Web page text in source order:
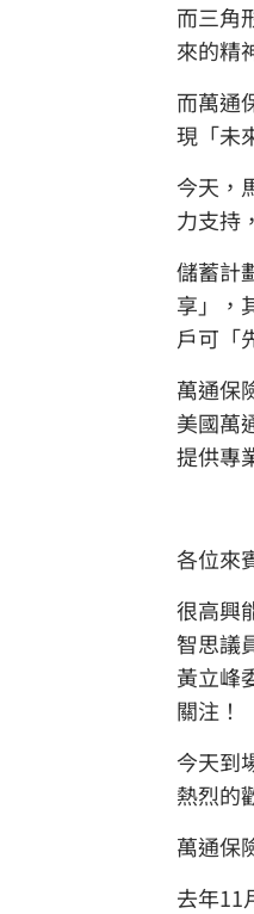
而三角
來的精
而萬通
現「未
今天，
力支持
儲蓄計
享」，
戶可「
萬通保
美國萬
提供專
各位來
很高興
智思議
黃立峰
關注！
今天到
熱烈的
萬通保
去年11